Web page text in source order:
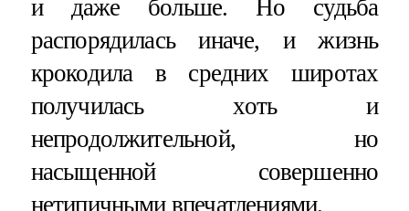
и даже больше. Но судьба
распорядилась иначе, и жизнь
крокодила в средних широтах
получилась хоть и
непродолжительной, но
насыщенной совершенно
нетипичными впечатлениями.